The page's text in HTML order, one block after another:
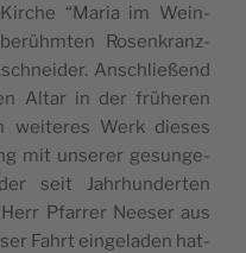
“Maria im Wein­
Rosen­kranz-
Ans­chließend
Altar in der frühe­ren
wei­te­res Werk die­ses
mit unse­rer gesun­ge­
seit Jahrhun­der­ten
Pfa­rrer Nee­ser aus
Fahrt ein­ge­la­den hat­